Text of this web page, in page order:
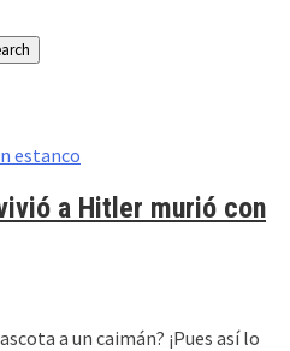
a Hitler murió con
a un caimán? ¡Pues así lo